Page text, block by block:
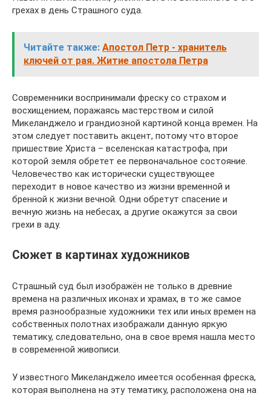
грехах в день Страшного суда.
Читайте также: Апостол Петр - хранитель
ключей от рая. Житие апостола Петра
Современники воспринимали фреску со страхом и
восхищением, поражаясь мастерством и силой
Микеланджело и грандиозной картиной конца времен. На
этом следует поставить акцент, потому что второе
пришествие Христа – вселенская катастрофа, при
которой земля обретет ее первоначальное состояние.
Человечество как исторически существующее
переходит в новое качество из жизни временной и
бренной к жизни вечной. Одни обретут спасение и
вечную жизнь на небесах, а другие окажутся за свои
грехи в аду.
Сюжет в картинах художников
Страшный суд был изображён не только в древние
времена на различных иконах и храмах, в то же самое
время разнообразные художники тех или иных времен на
собственных полотнах изображали данную яркую
тематику, следовательно, она в свое время нашла место
в современной живописи.
У известного Микеланджело имеется особенная фреска,
которая выполнена на эту тематику, расположена она на